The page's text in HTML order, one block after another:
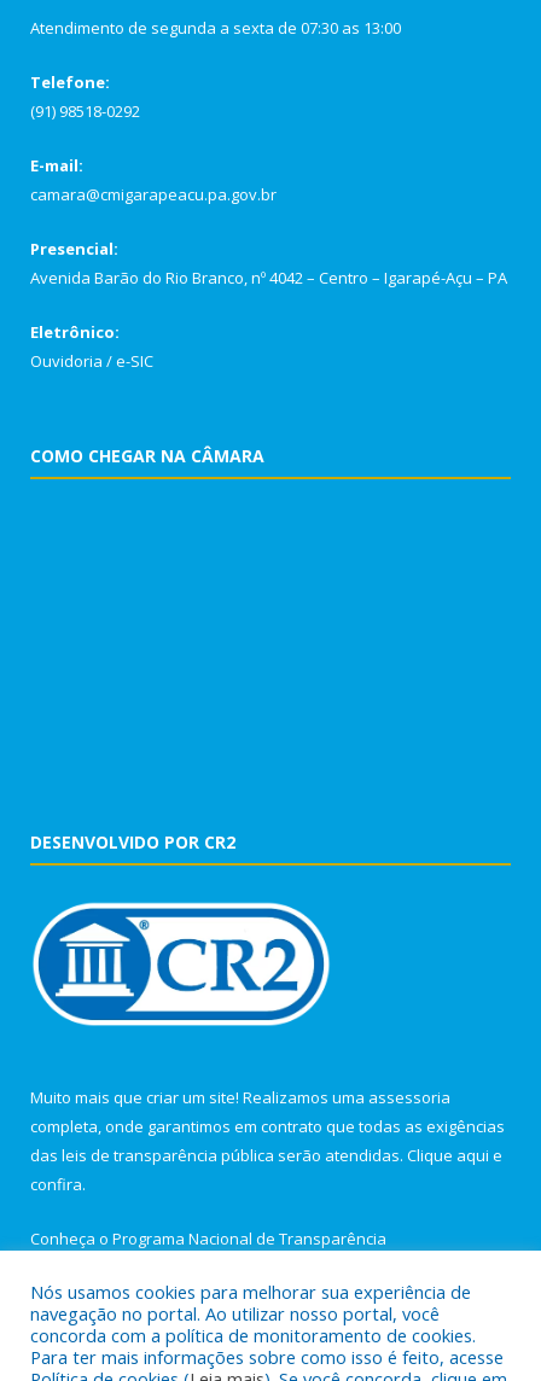
Atendimento de segunda a sexta de 07:30 as 13:00
Telefone:
(91) 98518-0292
E-mail:
camara@cmigarapeacu.pa.gov.br
Presencial:
Avenida Barão do Rio Branco, nº 4042 – Centro – Igarapé-Açu – PA
Eletrônico:
Ouvidoria /e-SIC
COMO CHEGAR NA CÂMARA
DESENVOLVIDO POR CR2
Muito mais que criar um site! Realizamos uma assessoria
completa, onde garantimos em contrato que todas as exigências
das leis de transparência pública serão atendidas. Clique aqui e
confira.
Conheça o Programa Nacional de Transparência
Todos os direitos reservados a Câmara Municipal de Igarapé-
Nós usamos cookies para melhorar sua experiência de
navegação no portal. Ao utilizar nosso portal, você
concorda com a política de monitoramento de cookies.
Para ter mais informações sobre como isso é feito, acesse